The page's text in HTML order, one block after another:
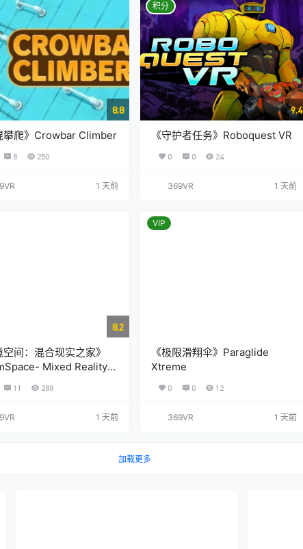
8.8
攀爬》Crowbar Climber
8 250
1 天前
积分
9.4
《守护者任务》Roboquest VR
0 0 24
369VR 1 天前
8.2
空间：混合现实之家》
Mixed Reality
11 288
1 天前
VIP
《极限滑翔伞》Paraglide
Xtreme
0 0 12
369VR 1 天前
加载更多